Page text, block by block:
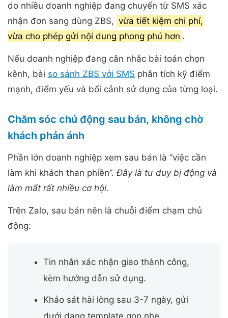
do nhiều doanh nghiệp đang chuyển từ SMS xác
nhận đơn sang dùng ZBS, vừa tiết kiệm chi phí,
vừa cho phép gửi nội dung phong phú hơn .
Nếu doanh nghiệp đang cân nhắc bài toán chọn
kênh, bài so sánh ZBS với SMS phân tích kỹ điểm
mạnh, điểm yếu và bối cảnh sử dụng của từng loại.
Chăm sóc chủ động sau bán, không chờ
khách phản ánh
Phần lớn doanh nghiệp xem sau bán là “việc cần
làm khi khách than phiền”. Đây là tư duy bị động và
làm mất rất nhiều cơ hội.
Trên Zalo, sau bán nên là chuỗi điểm chạm chủ
động:
Tin nhắn xác nhận giao thành công,
kèm hướng dẫn sử dụng.
Khảo sát hài lòng sau 3-7 ngày, gửi